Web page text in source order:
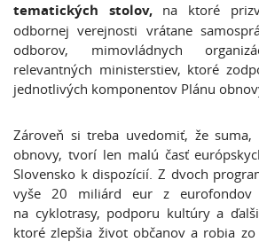
tematických stolov,na ktoré
odbornej verejnosti vrátane
odborov, mimovládnych
relevantných ministerstiev, ktoré
jednotlivých komponentov Plánu
Zároveň si treba uvedomiť, že suma,
obnovy, tvorí len malú časť
Slovensko k dispozícií. Z dvoch
vyše 20 miliárd eur z
na cyklotrasy, podporu kultúry a
ktoré zlepšia život občanov a robia zo